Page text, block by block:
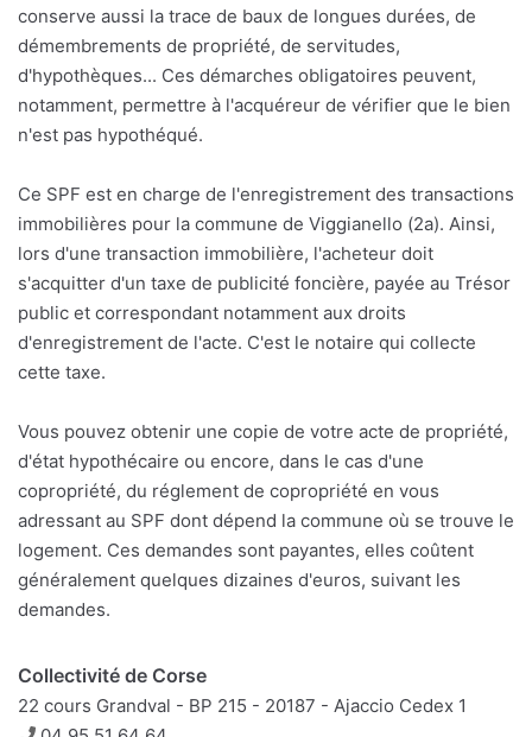
conserve aussi la trace de baux de longues durées, de
démembrements de propriété, de servitudes,
d'hypothèques... Ces démarches obligatoires peuvent,
notamment, permettre à l'acquéreur de vérifier que le bien
n'est pas hypothéqué.
Ce SPF est en charge de l'enregistrement des transactions
immobilières pour la commune de Viggianello (2a). Ainsi,
lors d'une transaction immobilière, l'acheteur doit
s'acquitter d'un taxe de publicité foncière, payée au Trésor
public et correspondant notamment aux droits
d'enregistrement de l'acte. C'est le notaire qui collecte
cette taxe.
Vous pouvez obtenir une copie de votre acte de propriété,
d'état hypothécaire ou encore, dans le cas d'une
copropriété, du réglement de copropriété en vous
adressant au SPF dont dépend la commune où se trouve le
logement. Ces demandes sont payantes, elles coûtent
généralement quelques dizaines d'euros, suivant les
demandes.
Collectivité de Corse
22 cours Grandval - BP 215 - 20187 - Ajaccio Cedex 1